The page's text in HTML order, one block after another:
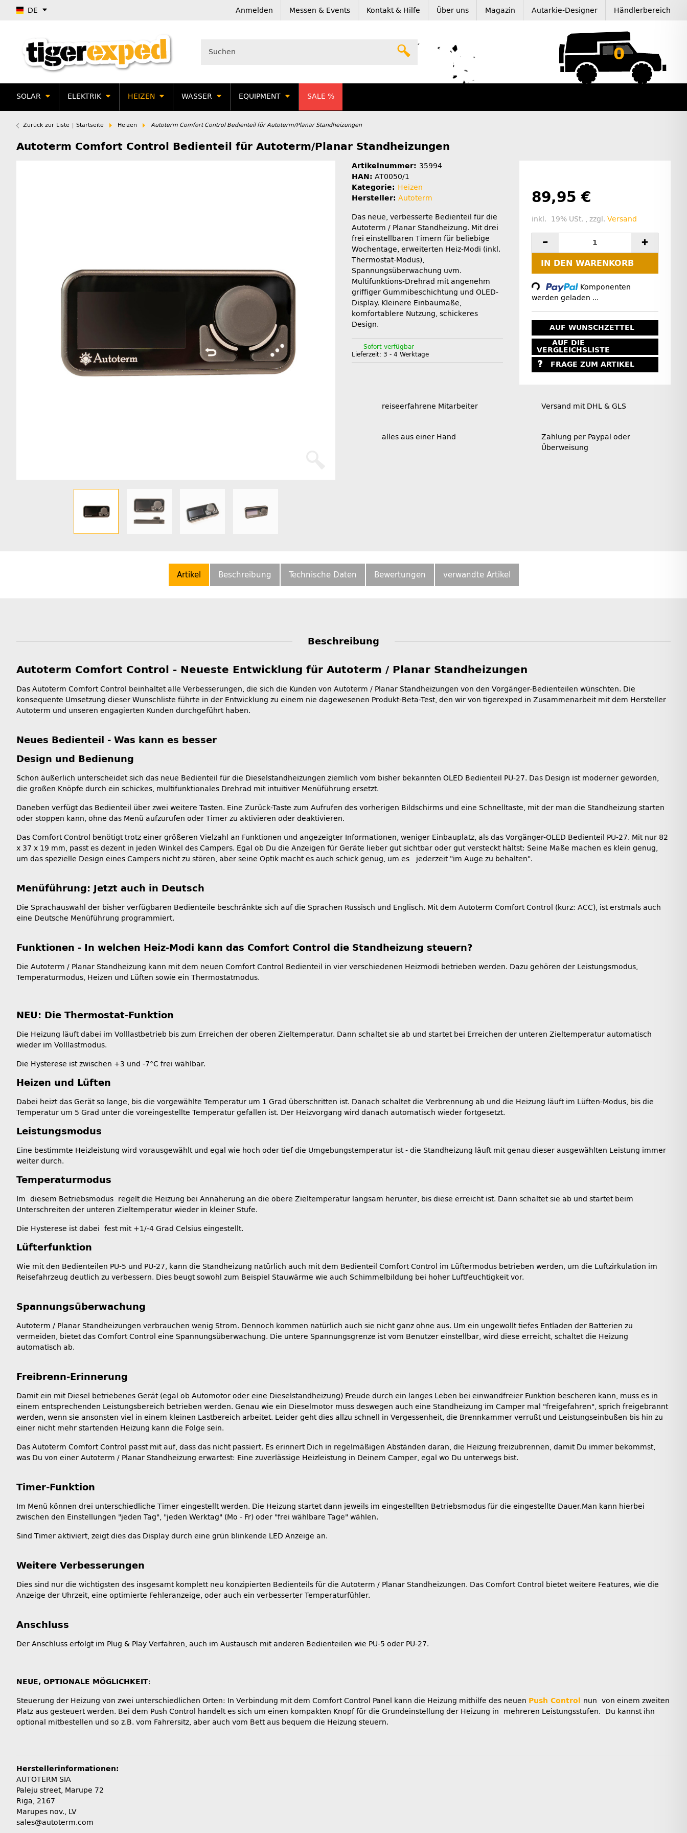
DE Anmelden Messen & Events Kontakt & Hilfe Über uns Magazin Autarkie-Designer Händlerbereich
0
SOLAR ELEKTRIK HEIZEN WASSER EQUIPMENT SALE %
Zurück zur Liste Startseite Heizen Autoterm Comfort Control Bedienteil für Autoterm/Planar Standheizungen
Autoterm Comfort Control Bedienteil für Autoterm/Planar Standheizungen
Artikelnummer: 35994
HAN: AT0050/1
Kategorie: Heizen
Hersteller: Autoterm
Das neue, verbesserte Bedienteil für die
Autoterm / Planar Standheizung. Mit drei
frei einstellbaren Timern für beliebige
Wochentage, erweiterten Heiz-Modi (inkl.
Thermostat-Modus),
Spannungsüberwachung uvm.
Multifunktions-Drehrad mit angenehm
griffiger Gummibeschichtung und OLED-
Display. Kleinere Einbaumaße,
komfortablere Nutzung, schickeres
Design.
Sofort verfügbar
Lieferzeit: 3 - 4 Werktage
89,95 €
inkl. 19% USt. , zzgl. Versand
IN DEN WARENKORB
Loading...
Komponenten
werden geladen ...
AUF WUNSCHZETTEL
AUF DIE
VERGLEICHSLISTE
FRAGE ZUM ARTIKEL
reiseerfahrene Mitarbeiter Versand mit DHL & GLS
alles aus einer Hand
Zahlung per Paypal oder
Überweisung
Artikel Beschreibung Technische Daten Bewertungen verwandte Artikel
Beschreibung
Autoterm Comfort Control - Neueste Entwicklung für Autoterm / Planar Standheizungen
Das Autoterm Comfort Control beinhaltet alle Verbesserungen, die sich die Kunden von Autoterm / Planar Standheizungen von den Vorgänger-Bedienteilen wünschten. Die
konsequente Umsetzung dieser Wunschliste führte in der Entwicklung zu einem nie dagewesenen Produkt-Beta-Test, den wir von tigerexped in Zusammenarbeit mit dem Hersteller
Autoterm und unseren engagierten Kunden durchgeführt haben.
Neues Bedienteil - Was kann es besser
Design und Bedienung
Schon äußerlich unterscheidet sich das neue Bedienteil für die Dieselstandheizungen ziemlich vom bisher bekannten OLED Bedienteil PU-27. Das Design ist moderner geworden,
die großen Knöpfe durch ein schickes, multifunktionales Drehrad mit intuitiver Menüführung ersetzt.
Daneben verfügt das Bedienteil über zwei weitere Tasten. Eine Zurück-Taste zum Aufrufen des vorherigen Bildschirms und eine Schnelltaste, mit der man die Standheizung starten
oder stoppen kann, ohne das Menü aufzurufen oder Timer zu aktivieren oder deaktivieren.
Das Comfort Control benötigt trotz einer größeren Vielzahl an Funktionen und angezeigter Informationen, weniger Einbauplatz, als das Vorgänger-OLED Bedienteil PU-27. Mit nur 82
x 37 x 19 mm, passt es dezent in jeden Winkel des Campers. Egal ob Du die Anzeigen für Geräte lieber gut sichtbar oder gut versteckt hältst: Seine Maße machen es klein genug,
um das spezielle Design eines Campers nicht zu stören, aber seine Optik macht es auch schick genug, um es jederzeit "im Auge zu behalten".
Menüführung: Jetzt auch in Deutsch
Die Sprachauswahl der bisher verfügbaren Bedienteile beschränkte sich auf die Sprachen Russisch und Englisch. Mit dem Autoterm Comfort Control (kurz: ACC), ist erstmals auch
eine Deutsche Menüführung programmiert.
Funktionen - In welchen Heiz-Modi kann das Comfort Control die Standheizung steuern?
Die Autoterm / Planar Standheizung kann mit dem neuen Comfort Control Bedienteil in vier verschiedenen Heizmodi betrieben werden. Dazu gehören der Leistungsmodus,
Temperaturmodus, Heizen und Lüften sowie ein Thermostatmodus.
NEU: Die Thermostat-Funktion
Die Heizung läuft dabei im Volllastbetrieb bis zum Erreichen der oberen Zieltemperatur. Dann schaltet sie ab und startet bei Erreichen der unteren Zieltemperatur automatisch
wieder im Volllastmodus.
Die Hysterese ist zwischen +3 und -7°C frei wählbar.
Heizen und Lüften
Dabei heizt das Gerät so lange, bis die vorgewählte Temperatur um 1 Grad überschritten ist. Danach schaltet die Verbrennung ab und die Heizung läuft im Lüften-Modus, bis die
Temperatur um 5 Grad unter die voreingestellte Temperatur gefallen ist. Der Heizvorgang wird danach automatisch wieder fortgesetzt.
Leistungsmodus
Eine bestimmte Heizleistung wird vorausgewählt und egal wie hoch oder tief die Umgebungstemperatur ist - die Standheizung läuft mit genau dieser ausgewählten Leistung immer
weiter durch.
Temperaturmodus
Im diesem Betriebsmodus regelt die Heizung bei Annäherung an die obere Zieltemperatur langsam herunter, bis diese erreicht ist. Dann schaltet sie ab und startet beim
Unterschreiten der unteren Zieltemperatur wieder in kleiner Stufe.
Die Hysterese ist dabei fest mit +1/-4 Grad Celsius eingestellt.
Lüfterfunktion
Wie mit den Bedienteilen PU-5 und PU-27, kann die Standheizung natürlich auch mit dem Bedienteil Comfort Control im Lüftermodus betrieben werden, um die Luftzirkulation im
Reisefahrzeug deutlich zu verbessern. Dies beugt sowohl zum Beispiel Stauwärme wie auch Schimmelbildung bei hoher Luftfeuchtigkeit vor.
Spannungsüberwachung
Autoterm / Planar Standheizungen verbrauchen wenig Strom. Dennoch kommen natürlich auch sie nicht ganz ohne aus. Um ein ungewollt tiefes Entladen der Batterien zu
vermeiden, bietet das Comfort Control eine Spannungsüberwachung. Die untere Spannungsgrenze ist vom Benutzer einstellbar, wird diese erreicht, schaltet die Heizung
automatisch ab.
Freibrenn-Erinnerung
Damit ein mit Diesel betriebenes Gerät (egal ob Automotor oder eine Dieselstandheizung) Freude durch ein langes Leben bei einwandfreier Funktion bescheren kann, muss es in
einem entsprechenden Leistungsbereich betrieben werden. Genau wie ein Dieselmotor muss deswegen auch eine Standheizung im Camper mal "freigefahren", sprich freigebrannt
werden, wenn sie ansonsten viel in einem kleinen Lastbereich arbeitet. Leider geht dies allzu schnell in Vergessenheit, die Brennkammer verrußt und Leistungseinbußen bis hin zu
einer nicht mehr startenden Heizung kann die Folge sein.
Das Autoterm Comfort Control passt mit auf, dass das nicht passiert. Es erinnert Dich in regelmäßigen Abständen daran, die Heizung freizubrennen, damit Du immer bekommst,
was Du von einer Autoterm / Planar Standheizung erwartest: Eine zuverlässige Heizleistung in Deinem Camper, egal wo Du unterwegs bist.
Timer-Funktion
Im Menü können drei unterschiedliche Timer eingestellt werden. Die Heizung startet dann jeweils im eingestellten Betriebsmodus für die eingestellte Dauer.Man kann hierbei
zwischen den Einstellungen "jeden Tag", "jeden Werktag" (Mo - Fr) oder "frei wählbare Tage" wählen.
Sind Timer aktiviert, zeigt dies das Display durch eine grün blinkende LED Anzeige an.
Weitere Verbesserungen
Dies sind nur die wichtigsten des insgesamt komplett neu konzipierten Bedienteils für die Autoterm / Planar Standheizungen. Das Comfort Control bietet weitere Features, wie die
Anzeige der Uhrzeit, eine optimierte Fehleranzeige, oder auch ein verbesserter Temperaturfühler.
Anschluss
Der Anschluss erfolgt im Plug & Play Verfahren, auch im Austausch mit anderen Bedienteilen wie PU-5 oder PU-27.
NEUE, OPTIONALE MÖGLICHKEIT:
Steuerung der Heizung von zwei unterschiedlichen Orten: In Verbindung mit dem Comfort Control Panel kann die Heizung mithilfe des neuen Push Control nun von einem zweiten
Platz aus gesteuert werden. Bei dem Push Control handelt es sich um einen kompakten Knopf für die Grundeinstellung der Heizung in mehreren Leistungsstufen. Du kannst ihn
optional mitbestellen und so z.B. vom Fahrersitz, aber auch vom Bett aus bequem die Heizung steuern.
Herstellerinformationen:
AUTOTERM SIA
Paleju street, Marupe 72
Riga, 2167
Marupes nov., LV
sales@autoterm.com